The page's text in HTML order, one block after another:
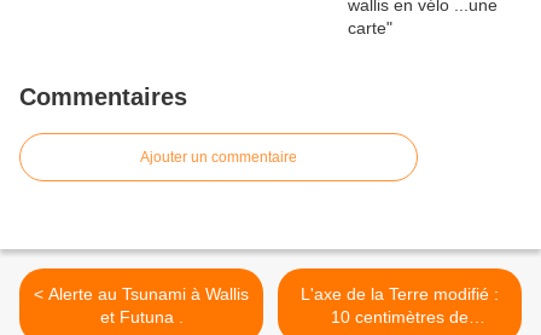
Commentaires
Ajouter un commentaire
< Alerte au Tsunami à Wallis
et Futuna .
L'axe de la Terre modifié :
10 centimètres de